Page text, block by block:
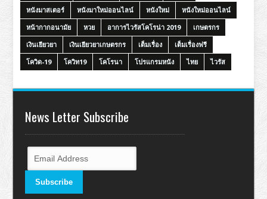
หนังมาสเตอร์
หนังมาใหม่ออนไลน์ หนังใหม่
หนังใหม่ออนไลน์
หน้ากากอนามัย
หวย อาการไวรัสโคโรน่า 2019
เกษตรกร
เงินเยียวยา
เงินเยียวยาเกษตรกร เต็มเรื่อง
เต็มเรื่องฟรี
โควิด-19
โควิท19 โคโรนา โปรแกรมหนัง ไทย ไวรัส
News Letter Subscribe